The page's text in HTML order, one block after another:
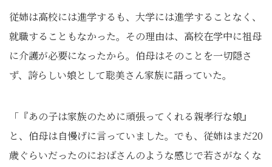
従姉は高校には進学するも、大学には進学することなく、
就職することもなかった。その理由は、高校在学中に祖母
に介護が必要になったから。伯母はそのことを一切隠さ
ず、誇らしい娘として聡美さん家族に語っていた。
「『あの子は家族のために頑張ってくれる親孝行な娘』
と、伯母は自慢げに言っていました。でも、従姉はまだ20
歳ぐらいだったのにおばさんのような感じで若さがなくな